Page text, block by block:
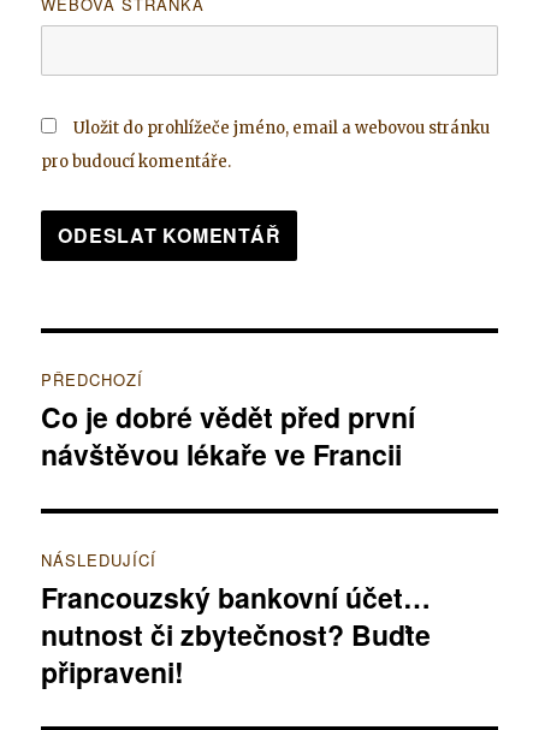
Uložit do prohlížeče jméno, email a webovou stránku
pro budoucí komentáře.
pro
příspěvek
PŘEDCHOZÍ
Předchozí
příspěvek:
Co je dobré vědět před první
návštěvou lékaře ve Francii
NÁSLEDUJÍCÍ
Následující
příspěvek:
Francouzský bankovní účet…
nutnost či zbytečnost? Buďte
připraveni!